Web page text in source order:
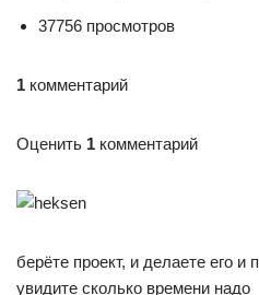
37756 просмотров
1 комментарий
Оценить 1 комментарий
берёте проект, и делаете его и
увидите сколько времени надо